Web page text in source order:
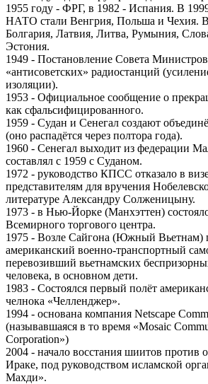
1955 году - ФРГ, в 1982 - Испания. В
НАТО стали Венгрия, Польша и Чехия.
Болгария, Латвия, Литва, Румыния,
Эстония.
1949 - Постановление Совета
«антисоветских» радиостанций
изоляции).
1953 - Официальное сообщение о
как сфальсифицированного.
1959 - Судан и Сенегал создают
(оно распадётся через полтора года).
1960 - Сенегал выходит из федерации
составлял с 1959 с Суданом.
1972 - руководство КПСС отказало в
представителям для вручения
литературе Александру Солженицыну.
1973 - в Нью-Йорке (Манхэттен)
Всемирного торгового центра.
1975 - Возле Сайгона (Южный Вьетнам)
американский военно-транспортный
перевозивший вьетнамских
человека, в основном дети.
1983 - Состоялся первый полёт
челнока «Челленджер».
1994 - основана компания Netscape
(называвшаяся в то время «Mosaic
Corporation»)
2004 - начало восстания шиитов против
Ираке, под руководством исламской
Махди».